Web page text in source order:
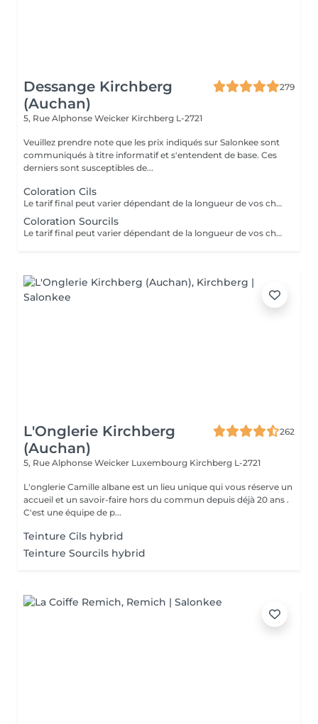
Dessange Kirchberg
(Auchan)
279
5, Rue Alphonse Weicker Kirchberg L-2721
Veuillez prendre note que les prix indiqués sur Salonkee sont
communiqués à titre informatif et s'entendent de base. Ces
derniers sont susceptibles de...
Coloration Cils
Le tarif final peut varier dépendant de la longueur de vos cheveux ainsi que des soins et produits utilisés.
Coloration Sourcils
Le tarif final peut varier dépendant de la longueur de vos cheveux ainsi que des soins et produits utilisés.
L'Onglerie Kirchberg
(Auchan)
262
5, Rue Alphonse Weicker Luxembourg Kirchberg L-2721
L'onglerie Camille albane est un lieu unique qui vous réserve un
accueil et un savoir-faire hors du commun depuis déjà 20 ans .
C'est une équipe de p...
Teinture Cils hybrid
Teinture Sourcils hybrid